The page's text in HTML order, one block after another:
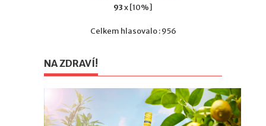
93x [10%]
Celkem hlasovalo : 956
NA ZDRAVÍ!